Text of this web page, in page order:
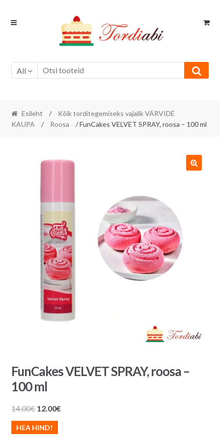
Skip
Skip
All
Esileht /
Kõik torditegemiseks vajalik VÄRVIDE
KAUPA
/ Roosa / FunCakes VELVET SPRAY, roosa – 100 ml
HEA HIND!
FunCakes VELVET SPRAY, roosa –
100 ml
14.00€ Algne
hind
oli:
12.00€Praegune